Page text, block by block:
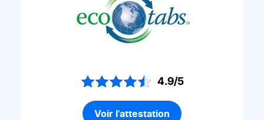
4.9/5
Voir l'attestation